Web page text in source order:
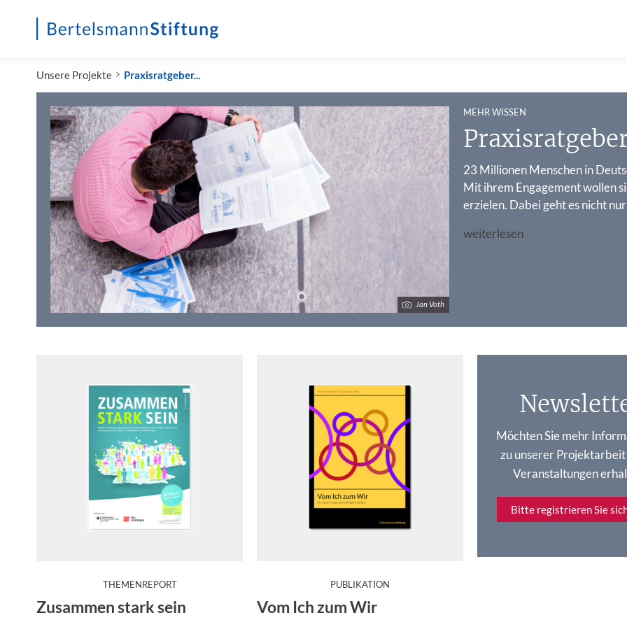
Unsere Projekte Praxisratgeber...
Jan Voth
MEHR WISSEN
23 Millionen Menschen in
Mit ihrem Engagement wollen
erzielen. Dabei geht es nicht
weiterlesen
THEMENREPORT:
Zusammen stark sein
In das Modell des Bonding-Bridging-Linking kann auch das Engagement der fünfundzwanzig neuen Wirkt-Siegel-
PUBLIKATION
Vom Ich zum Wir
Der Praxisratgeber bietet eine Reflexionshilfe und gibt
Möchten Sie mehr
zu unserer Projektarbeit
Veranstaltungen
Bitte registrieren Sie